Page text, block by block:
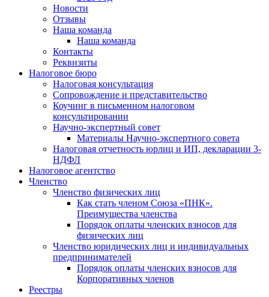
Новости
Отзывы
Наша команда
Наша команда
Контакты
Реквизиты
Налоговое бюро
Налоговая консультация
Cопровождение и представительство
Коучинг в письменном налоговом
консультировании
Научно-экспертный совет
Материалы Научно-экспертного совета
Налоговая отчетность юрлиц и ИП, декларации 3-
НДФЛ
Налоговое агентство
Членство
Членство физических лиц
Как стать членом Союза «ПНК».
Преимущества членства
Порядок оплаты членских взносов для
физических лиц
Членство юридических лиц и индивидуальных
предпринимателей
Порядок оплаты членских взносов для
Корпоративных членов
Реестры